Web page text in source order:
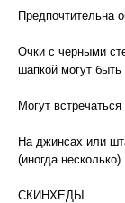
Предпочтительна
Очки с черными
шапкой могут
Могут
На джинсах или
(иногда несколько).
СКИНХЕДЫ